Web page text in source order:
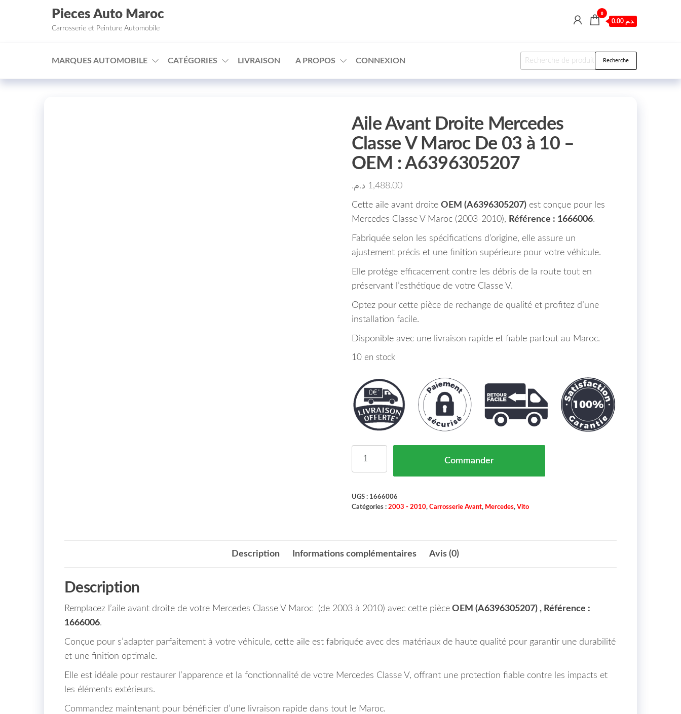
□
Aller au contenu
Pieces Auto Maroc
Carrosserie et Peinture Automobile
0
0.00 د.م.
MARQUES AUTOMOBILE CATÉGORIES LIVRAISON A PROPOS CONNEXION Recherche pour : Recherche
Aile Avant Droite Mercedes
Classe V Maroc De 03 à 10 –
OEM : A6396305207
1,488.00 د.م.
Cette aile avant droite OEM (A6396305207)est conçue pour les
Mercedes Classe V Maroc (2003-2010), Référence : 1666006.
Fabriquée selon les spécifications d’origine, elle assure un
ajustement précis et une finition supérieure pour votre véhicule.
Elle protège efficacement contre les débris de la route tout en
préservant l’esthétique de votre Classe V.
Optez pour cette pièce de rechange de qualité et profitez d’une
installation facile.
Disponible avec une livraison rapide et fiable partout au Maroc.
10 en stock
Commander
UGS : 1666006
Catégories : 2003 - 2010, Carrosserie Avant, Mercedes, Vito
Description Informations complémentaires Avis (0)
Description
Remplacez l’aile avant droite de votre Mercedes Classe V Maroc (de 2003 à 2010) avec cette pièce OEM (A6396305207) , Référence :
1666006.
Conçue pour s’adapter parfaitement à votre véhicule, cette aile est fabriquée avec des matériaux de haute qualité pour garantir une durabilité
et une finition optimale.
Elle est idéale pour restaurer l’apparence et la fonctionnalité de votre Mercedes Classe V, offrant une protection fiable contre les impacts et
les éléments extérieurs.
Commandez maintenant pour bénéficier d’une livraison rapide dans tout le Maroc.